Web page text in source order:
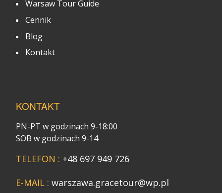
Warsaw Tour Guide
Cennik
Blog
Kontakt
KONTAKT
PN-PT w godzinach 9-18:00
SOB w godzinach 9-14
TELEFON : +48 697 949 726
E-MAIL : warszawa.gracetour@wp.pl